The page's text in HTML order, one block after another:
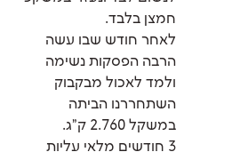
חמצן בלבד.
לאחר חודש שבו עשה
הרבה הפסקות נשימה
ולמד לאכול מבקבוק
השתחררנו הביתה
במשקל 2.760 ק"ג.
3 חודשים מלאי עליות